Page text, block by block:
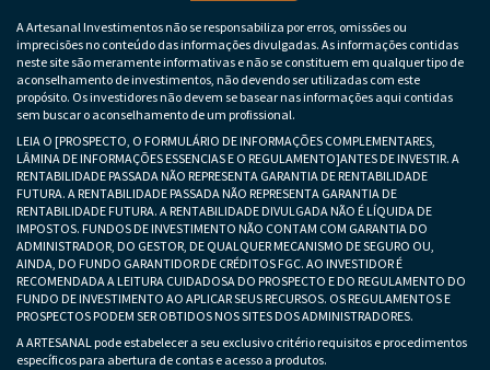
A Artesanal Investimentos não se responsabiliza por erros, omissões ou
imprecisões no conteúdo das informações divulgadas. As informações contidas
neste site são meramente informativas e não se constituem em qualquer tipo de
aconselhamento de investimentos, não devendo ser utilizadas com este
propósito. Os investidores não devem se basear nas informações aqui contidas
sem buscar o aconselhamento de um profissional.
LEIA O [PROSPECTO, O FORMULÁRIO DE INFORMAÇÕES COMPLEMENTARES,
LÂMINA DE INFORMAÇÕES ESSENCIAS E O REGULAMENTO]ANTES DE INVESTIR. A
RENTABILIDADE PASSADA NÃO REPRESENTA GARANTIA DE RENTABILIDADE
FUTURA. A RENTABILIDADE PASSADA NÃO REPRESENTA GARANTIA DE
RENTABILIDADE FUTURA. A RENTABILIDADE DIVULGADA NÃO É LÍQUIDA DE
IMPOSTOS. FUNDOS DE INVESTIMENTO NÃO CONTAM COM GARANTIA DO
ADMINISTRADOR, DO GESTOR, DE QUALQUER MECANISMO DE SEGURO OU,
AINDA, DO FUNDO GARANTIDOR DE CRÉDITOS FGC. AO INVESTIDOR É
RECOMENDADA A LEITURA CUIDADOSA DO PROSPECTO E DO REGULAMENTO DO
FUNDO DE INVESTIMENTO AO APLICAR SEUS RECURSOS. OS REGULAMENTOS E
PROSPECTOS PODEM SER OBTIDOS NOS SITES DOS ADMINISTRADORES.
A ARTESANAL pode estabelecer a seu exclusivo critério requisitos e procedimentos
específicos para abertura de contas e acesso a produtos.